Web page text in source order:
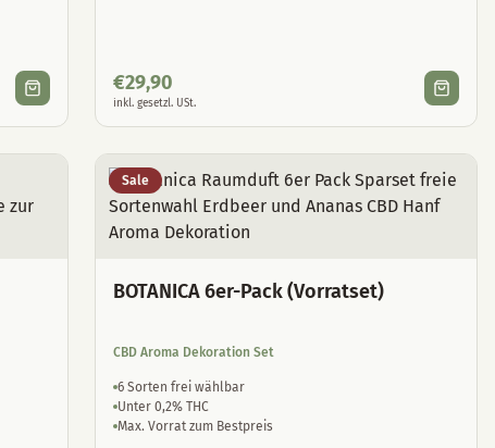
€29,90
inkl. gesetzl. USt.
Sale
BOTANICA 6er-Pack (Vorratset)
CBD Aroma Dekoration Set
6 Sorten frei wählbar
Unter 0,2% THC
Max. Vorrat zum Bestpreis